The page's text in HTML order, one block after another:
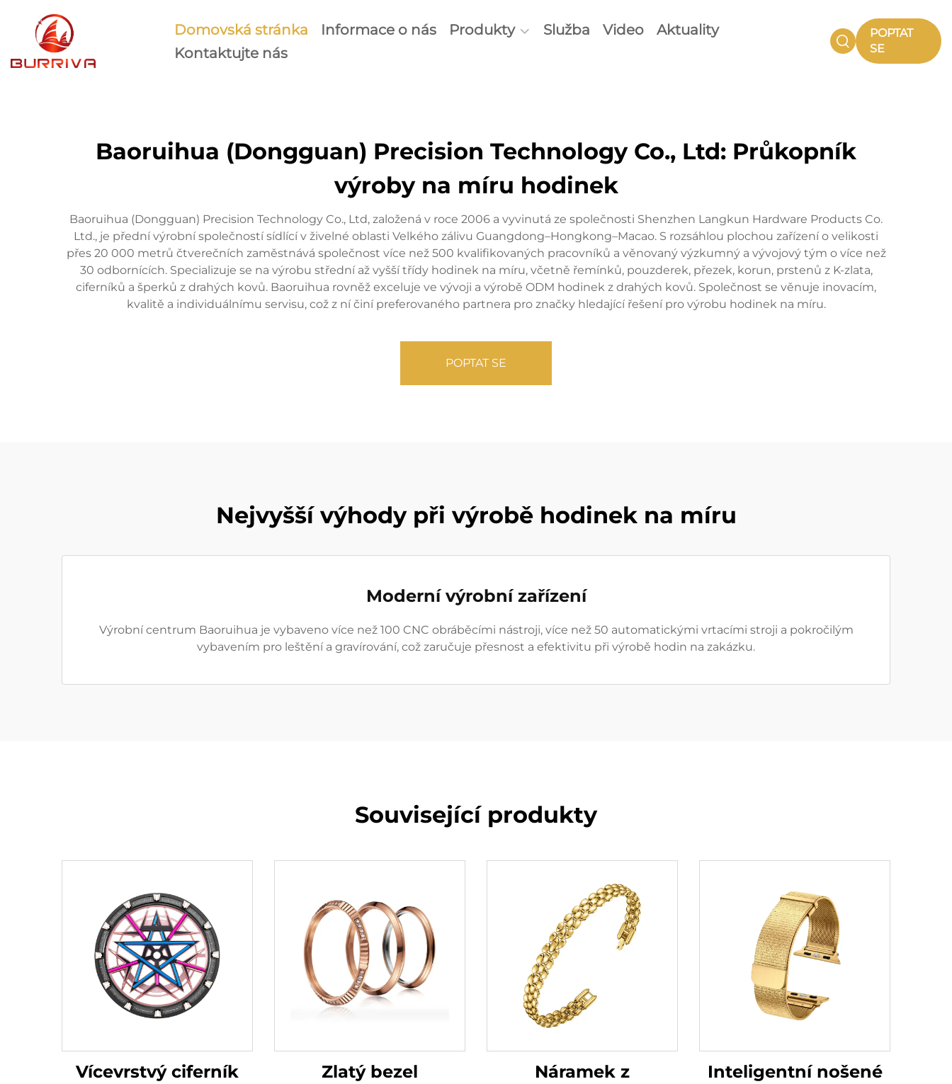
Domovská stránka Informace o nás Produkty Služba Video
Aktuality
Kontaktujte nás
POPTAT
SE
Baoruihua (Dongguan) Precision Technology Co., Ltd: Průkopník
výroby na míru hodinek
Baoruihua (Dongguan) Precision Technology Co., Ltd, založená v roce 2006 a vyvinutá ze společnosti Shenzhen Langkun Hardware Products Co.
Ltd., je přední výrobní společností sídlící v živelné oblasti Velkého zálivu Guangdong–Hongkong–Macao. S rozsáhlou plochou zařízení o velikosti
přes 20 000 metrů čtverečních zaměstnává společnost více než 500 kvalifikovaných pracovníků a věnovaný výzkumný a vývojový tým o více než
30 odbornících. Specializuje se na výrobu střední až vyšší třídy hodinek na míru, včetně řemínků, pouzderek, přezek, korun, prstenů z K-zlata,
ciferníků a šperků z drahých kovů. Baoruihua rovněž exceluje ve vývoji a výrobě ODM hodinek z drahých kovů. Společnost se věnuje inovacím,
kvalitě a individuálnímu servisu, což z ní činí preferovaného partnera pro značky hledající řešení pro výrobu hodinek na míru.
POPTAT SE
Nejvyšší výhody při výrobě hodinek na míru
Moderní výrobní zařízení
Výrobní centrum Baoruihua je vybaveno více než 100 CNC obráběcími nástroji, více než 50 automatickými vrtacími stroji a pokročilým
vybavením pro leštění a gravírování, což zaručuje přesnost a efektivitu při výrobě hodin na zakázku.
Související produkty
Vícevrstvý ciferník
Zlatý bezel
Náramek z
Inteligentní nošené